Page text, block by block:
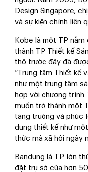
Design Singapore,
và sự kiện chính liên
Kobe là một TP nằm
thành TP Thiết kế
thô trước đây đã
“Trung tâm Thiết kế
như một trung tâm
hợp với chương trình
muốn trở thành một
tăng trưởng và phúc
dụng thiết kế như
thức mà xã hội ngày
Bandung là TP lớn
đặt trụ sở của hơn